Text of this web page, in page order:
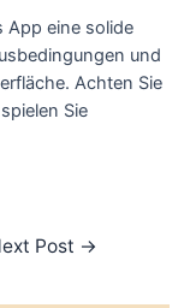
App eine solide
und
Achten Sie
Sie
Post →